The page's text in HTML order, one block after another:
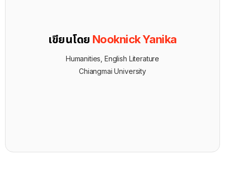
เขียนโดย Nooknick Yanika
Humanities, English Literature
Chiangmai University